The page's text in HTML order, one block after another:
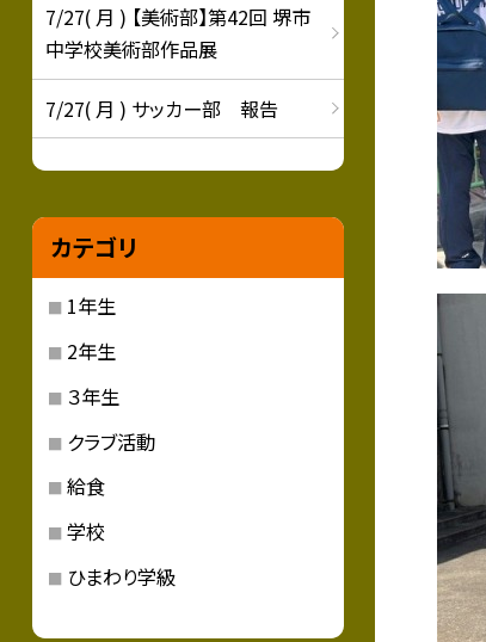
7/27( 月 ) 【美術部】第42回 堺市
中学校美術部作品展
7/27( 月 ) サッカー部 報告
カテゴリ
1年生
2年生
３年生
クラブ活動
給食
学校
ひまわり学級